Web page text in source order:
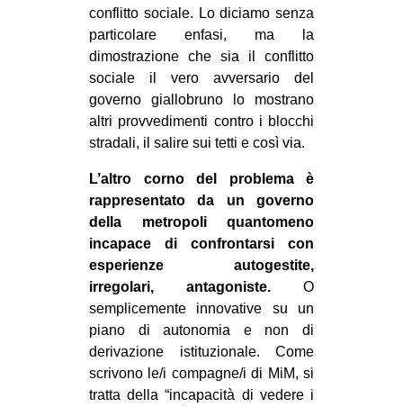
in
tw
bsky
SEARCH
conflitto sociale. Lo diciamo senza
particolare enfasi, ma la
dimostrazione che sia il conflitto
sociale il vero avversario del
governo giallobruno lo mostrano
altri provvedimenti contro i blocchi
stradali, il salire sui tetti e così via.
L’altro corno del problema è
rappresentato da un governo
della metropoli quantomeno
incapace di confrontarsi con
esperienze autogestite,
irregolari, antagoniste. O
semplicemente innovative su un
piano di autonomia e non di
derivazione istituzionale. Come
scrivono le/i compagne/i di MiM, si
tratta della “incapacità di vedere i